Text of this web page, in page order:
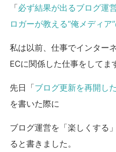
「 必ず結果が出るブログ運
ロガーが教える“俺メディア
私は以前、仕事でインター
ECに関係した仕事をしてま
先日「 ブログ更新を再開し
を書いた際に
ブログ運営を「楽しくする
ると書きました。